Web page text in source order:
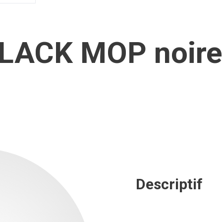
MOP noire
Descriptif